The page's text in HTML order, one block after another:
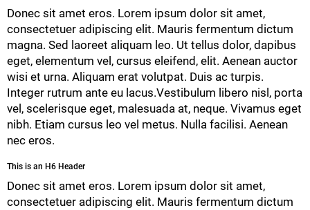
Donec sit amet eros. Lorem ipsum dolor sit amet,
consectetuer adipiscing elit. Mauris fermentum dictum
magna. Sed laoreet aliquam leo. Ut tellus dolor, dapibus
eget, elementum vel, cursus eleifend, elit. Aenean auctor
wisi et urna. Aliquam erat volutpat. Duis ac turpis.
Integer rutrum ante eu lacus.Vestibulum libero nisl, porta
vel, scelerisque eget, malesuada at, neque. Vivamus eget
nibh. Etiam cursus leo vel metus. Nulla facilisi. Aenean
nec eros.
This is an H6 Header
Donec sit amet eros. Lorem ipsum dolor sit amet,
consectetuer adipiscing elit. Mauris fermentum dictum